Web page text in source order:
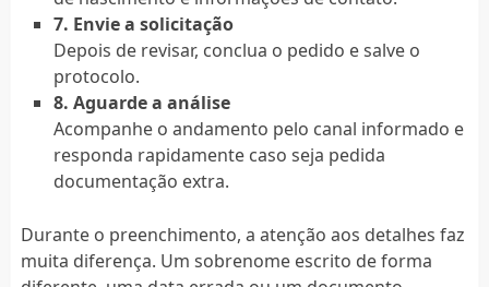
7. Envie a solicitação
Depois de revisar, conclua o pedido e salve o
protocolo.
8. Aguarde a análise
Acompanhe o andamento pelo canal informado e
responda rapidamente caso seja pedida
documentação extra.
Durante o preenchimento, a atenção aos detalhes faz
muita diferença. Um sobrenome escrito de forma